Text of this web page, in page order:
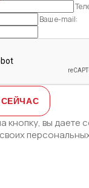
Ваш e-mail:
кнопку, вы даете